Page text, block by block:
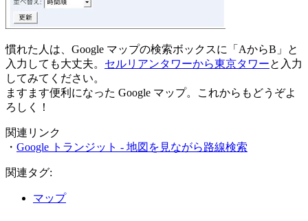
慣れた人は、Google マップの検索ボックスに「AからB」と
入力しても大丈夫。 セルリアンタワーから東京タワーと入力
してみてください。
ますます便利になった Google マップ。これからもどうぞよ
ろしく！
関連リンク
・ Google トランジット - 地図を見ながら路線検索
関連タグ:
マップ